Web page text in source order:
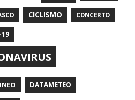
CICLISMO CONCERTO
19
DATAMETEO